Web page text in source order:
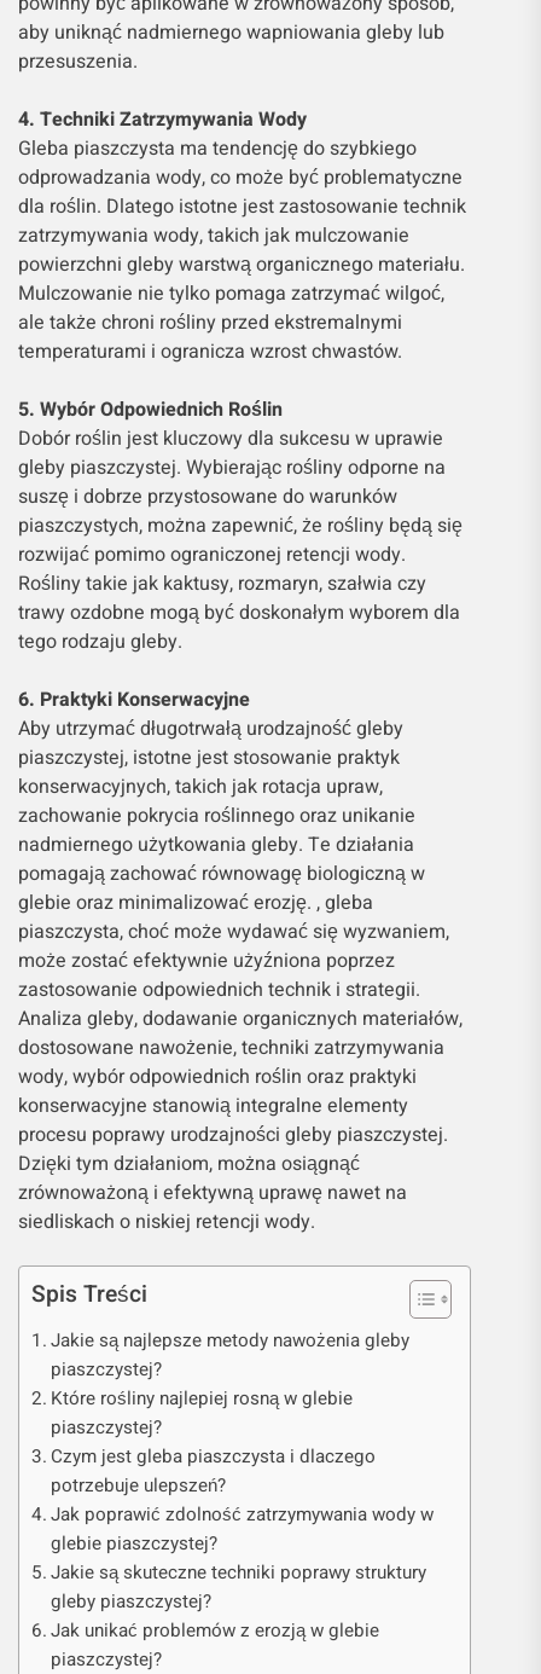
aby uniknąć nadmiernego wapniowania gleby lub
przesuszenia.
4. Techniki Zatrzymywania Wody
Gleba piaszczysta ma tendencję do szybkiego
odprowadzania wody, co może być problematyczne
dla roślin. Dlatego istotne jest zastosowanie technik
zatrzymywania wody, takich jak mulczowanie
powierzchni gleby warstwą organicznego materiału.
Mulczowanie nie tylko pomaga zatrzymać wilgoć,
ale także chroni rośliny przed ekstremalnymi
temperaturami i ogranicza wzrost chwastów.
5. Wybór Odpowiednich Roślin
Dobór roślin jest kluczowy dla sukcesu w uprawie
gleby piaszczystej. Wybierając rośliny odporne na
suszę i dobrze przystosowane do warunków
piaszczystych, można zapewnić, że rośliny będą się
rozwijać pomimo ograniczonej retencji wody.
Rośliny takie jak kaktusy, rozmaryn, szałwia czy
trawy ozdobne mogą być doskonałym wyborem dla
tego rodzaju gleby.
6. Praktyki Konserwacyjne
Aby utrzymać długotrwałą urodzajność gleby
piaszczystej, istotne jest stosowanie praktyk
konserwacyjnych, takich jak rotacja upraw,
zachowanie pokrycia roślinnego oraz unikanie
nadmiernego użytkowania gleby. Te działania
pomagają zachować równowagę biologiczną w
glebie oraz minimalizować erozję. , gleba
piaszczysta, choć może wydawać się wyzwaniem,
może zostać efektywnie użyźniona poprzez
zastosowanie odpowiednich technik i strategii.
Analiza gleby, dodawanie organicznych materiałów,
dostosowane nawożenie, techniki zatrzymywania
wody, wybór odpowiednich roślin oraz praktyki
konserwacyjne stanowią integralne elementy
procesu poprawy urodzajności gleby piaszczystej.
Dzięki tym działaniom, można osiągnąć
zrównoważoną i efektywną uprawę nawet na
siedliskach o niskiej retencji wody.
Spis Treści
Jakie są najlepsze metody nawożenia gleby
piaszczystej?
Które rośliny najlepiej rosną w glebie
piaszczystej?
Czym jest gleba piaszczysta i dlaczego
potrzebuje ulepszeń?
Jak poprawić zdolność zatrzymywania wody w
glebie piaszczystej?
Jakie są skuteczne techniki poprawy struktury
gleby piaszczystej?
Jak unikać problemów z erozją w glebie
piaszczystej?